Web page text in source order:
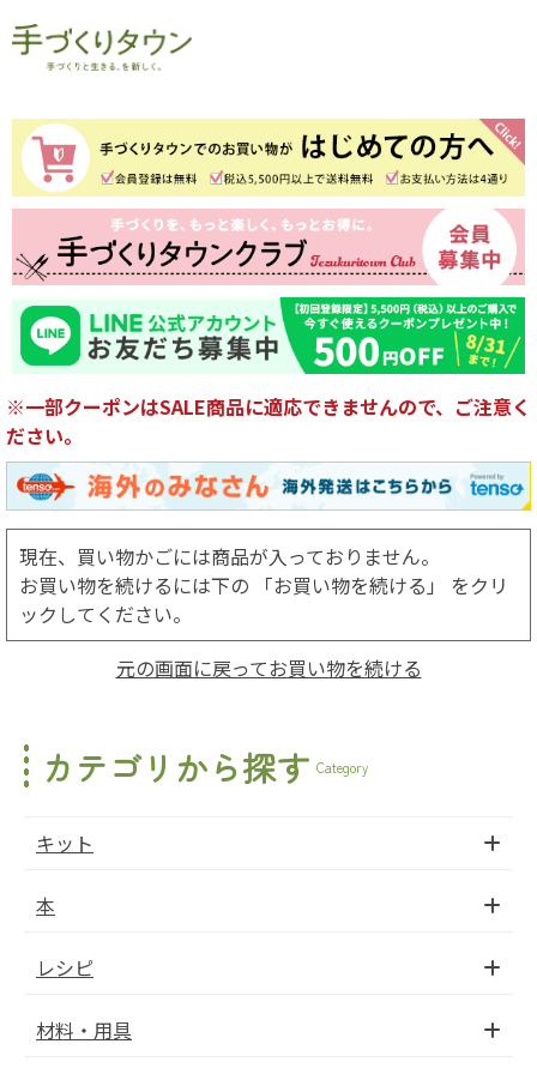
※一部クーポンはSALE商品に適応できませんので、ご注意く
ださい。
現在、買い物かごには商品が入っておりません。
お買い物を続けるには下の 「お買い物を続ける」 をクリ
ックしてください。
元の画面に戻ってお買い物を続ける
カテゴリから探す Category
キット
本
レシピ
材料・用具